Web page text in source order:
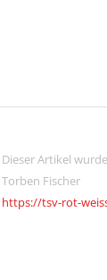
Dieser Artikel
Torben Fischer
https://tsv-rot-